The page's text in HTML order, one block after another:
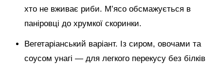
хто не вживає риби. М’ясо обсмажується в
паніровці до хрумкої скоринки.
Вегетаріанський варіант. Із сиром, овочами та
соусом унагі — для легкого перекусу без білків